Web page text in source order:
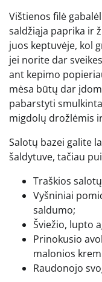
Vištienos filė
saldžiąja paprika ir
juos keptuvėje, kol
jei norite dar
ant kepimo
mėsa būtų dar
pabarstyti
migdolų drožlėmis
Salotų bazei galite
šaldytuve, tačiau
Traškios
Vyšniniai
saldumo;
Šviežio, lupto
Prinokusio
malonios
Raudonojo